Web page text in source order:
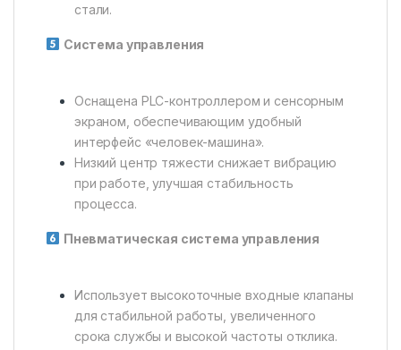
стали.
Система управления
Оснащена PLC-контроллером и сенсорным
экраном, обеспечивающим удобный
интерфейс «человек-машина».
Низкий центр тяжести снижает вибрацию
при работе, улучшая стабильность
процесса.
Пневматическая система управления
Использует высокоточные входные клапаны
для стабильной работы, увеличенного
срока службы и высокой частоты отклика.